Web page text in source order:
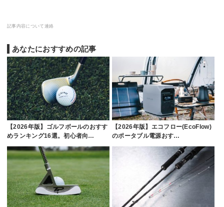
記事内容について連絡
あなたにおすすめの記事
【2026年版】ゴルフボールのおすす
めランキング16選。初心者向…
【2026年版】エコフロー(EcoFlow)
のポータブル電源おす…